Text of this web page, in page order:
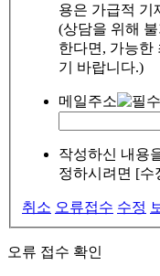
용은 가급적 기
(상담을 위해
한다면, 가능한
기 바랍니다.)
메일주소
작성하신 내용
정하시려면 [수
취소 오류접수 수정
오류 접수 확인